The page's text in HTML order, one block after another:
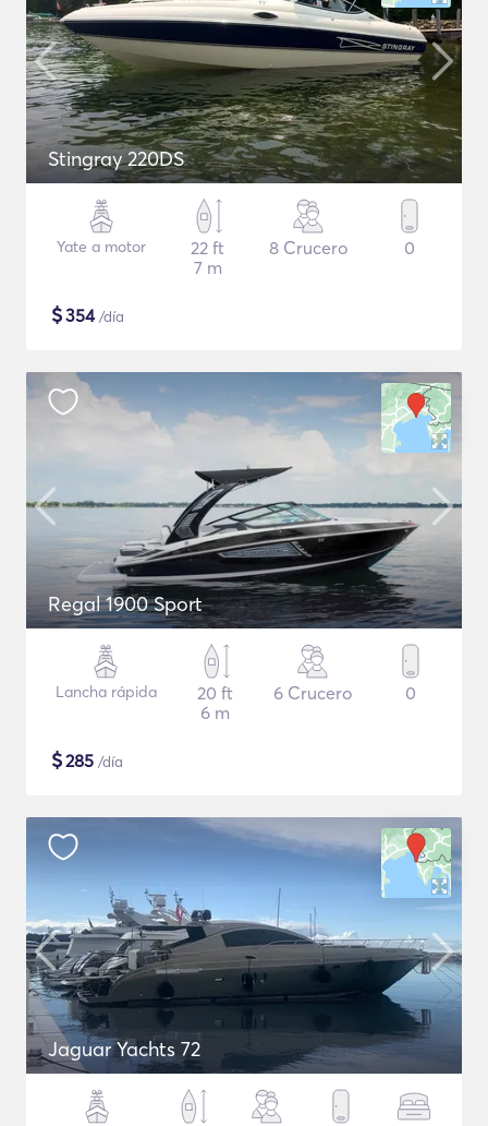
Stingray 220DS
Yate a motor
22 ft
7 m
8 Crucero 0
$354/día
Regal 1900 Sport
Lancha rápida
20 ft
6 m
6 Crucero 0
$285 /día
Jaguar Yachts 72